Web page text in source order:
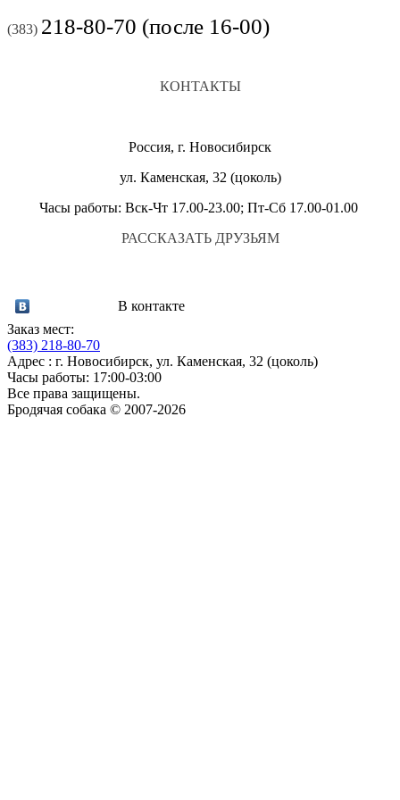
(383) 218-80-70 (после 16-00)
КОНТАКТЫ
Россия, г. Новосибирск
ул. Каменская, 32 (цоколь)
Часы работы: Вск-Чт 17.00-23.00; Пт-Сб 17.00-01.00
РАССКАЗАТЬ ДРУЗЬЯМ
В контакте
Заказ мест:
(383) 218-80-70
Адрес : г. Новосибирск, ул. Каменская, 32 (цоколь)
Часы работы: 17:00-03:00
Все права защищены.
Бродячая собака © 2007-2026